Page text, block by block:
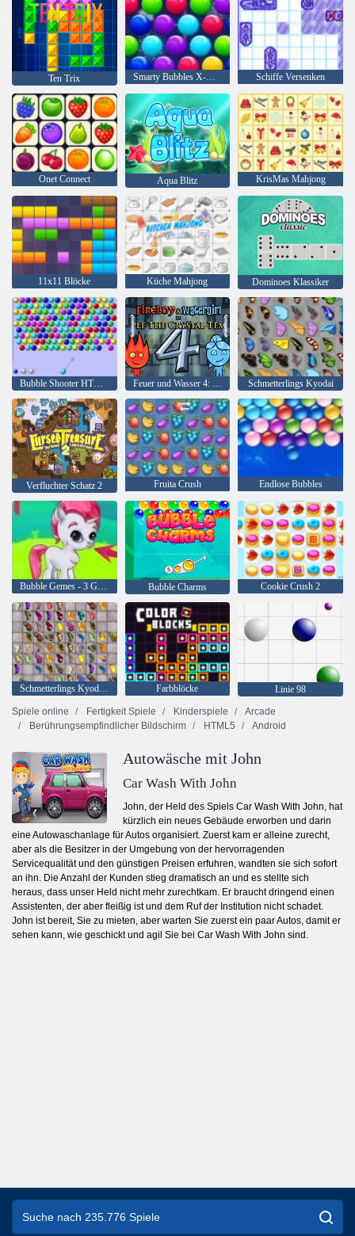
Ten Trix Smarty Bubbles X-Mas Schiffe Versenken
Onet Connect Aqua Blitz KrisMas Mahjong
11x11 Blöcke Küche Mahjong Dominoes Klassiker
Bubble Shooter HTML5 Feuer und Wasser 4: Kristalltempel Schmetterlings Kyodai
Verfluchter Schatz 2 Fruita Crush Endlose Bubbles
Bubble Gemes - 3 Gewinnt Bubble Charms Cookie Crush 2
Schmetterlings Kyodai HD Farbblöcke
Linie 98
Spiele online
Fertigkeit Spiele Kinderspiele
Arcade
Berührungsempfindlicher Bildschirm
HTML5 Android
Autowäsche mit John
Car Wash With John
John, der Held des Spiels Car Wash With John, hat
kürzlich ein neues Gebäude erworben und darin
eine Autowaschanlage für Autos organisiert. Zuerst kam er alleine zurecht,
aber als die Besitzer in der Umgebung von der hervorragenden
Servicequalität und den günstigen Preisen erfuhren, wandten sie sich sofort
an ihn. Die Anzahl der Kunden stieg dramatisch an und es stellte sich
heraus, dass unser Held nicht mehr zurechtkam. Er braucht dringend einen
Assistenten, der aber fleißig ist und dem Ruf der Institution nicht schadet.
John ist bereit, Sie zu mieten, aber warten Sie zuerst ein paar Autos, damit er
sehen kann, wie geschickt und agil Sie bei Car Wash With John sind.